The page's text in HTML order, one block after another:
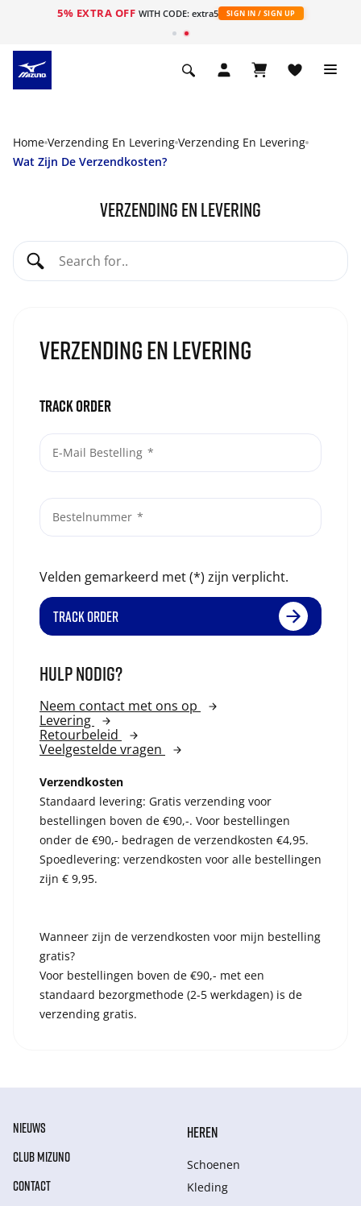
5% EXTRA OFF WITH CODE: extra5 SIGN IN / SIGN UP
Home Verzending En Levering Verzending En Levering
Wat Zijn De Verzendkosten?
Verzending en levering
Verzending en levering
Track order
E-Mail Bestelling
Bestelnummer
Velden gemarkeerd met (*) zijn verplicht.
TRACK ORDER
HULP NODIG?
Neem contact met ons op
Levering
Retourbeleid
Veelgestelde vragen
Verzendkosten
Standaard levering: Gratis verzending voor
bestellingen boven de €90,-. Voor bestellingen
onder de €90,- bedragen de verzendkosten €4,95.
Spoedlevering: verzendkosten voor alle bestellingen
zijn € 9,95.
Wanneer zijn de verzendkosten voor mijn bestelling
gratis?
Voor bestellingen boven de €90,- met een
standaard bezorgmethode (2-5 werkdagen) is de
verzending gratis.
NIEUWS
CLUB MIZUNO
CONTACT
HEREN
Schoenen
Kleding